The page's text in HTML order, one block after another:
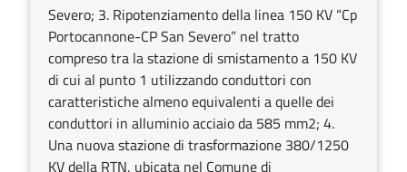
Severo; 3. Ripotenziamento della linea 150 KV “Cp
Portocannone-CP San Severo” nel tratto
compreso tra la stazione di smistamento a 150 KV
di cui al punto 1 utilizzando conduttori con
caratteristiche almeno equivalenti a quelle dei
conduttori in alluminio acciaio da 585 mm2; 4.
Una nuova stazione di trasformazione 380/1250
KV della RTN, ubicata nel Comune di